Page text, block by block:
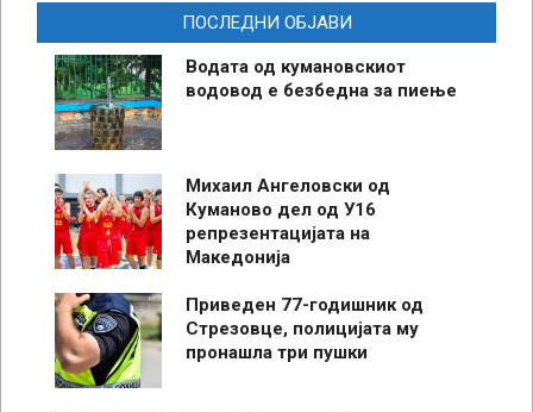
ПОСЛЕДНИ ОБЈАВИ
Водата од кумановскиот
водовод е безбедна за пиење
Михаил Ангеловски од
Куманово дел од У16
репрезентацијата на
Македонија
Приведен 77-годишник од
Стрезовце, полицијата му
пронашла три пушки